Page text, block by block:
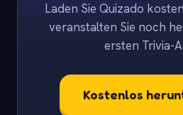
Laden Sie Quizado
veranstalten Sie noch
ersten Trivia-
Kostenlos